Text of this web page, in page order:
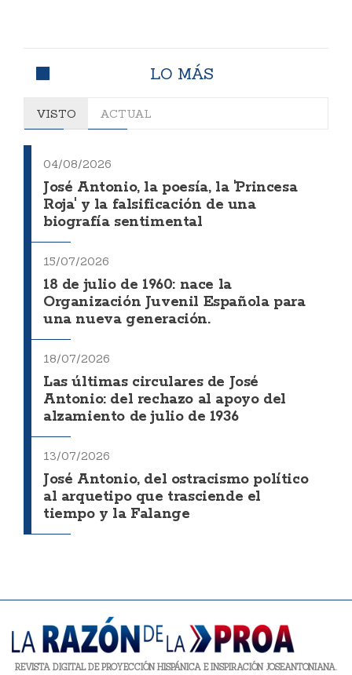
LO MÁS
VISTO ACTUAL
04/08/2026
José Antonio, la poesía, la 'Princesa
Roja' y la falsificación de una
biografía sentimental
15/07/2026
18 de julio de 1960: nace la
Organización Juvenil Española para
una nueva generación.
18/07/2026
Las últimas circulares de José
Antonio: del rechazo al apoyo del
alzamiento de julio de 1936
13/07/2026
José Antonio, del ostracismo político
al arquetipo que trasciende el
tiempo y la Falange
REVISTA DIGITAL DE PROYECCIÓN HISPÁNICA E INSPIRACIÓN JOSEANTONIANA.